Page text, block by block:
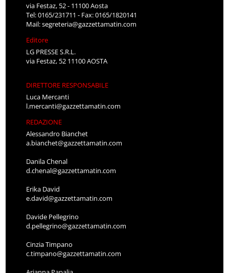
via Festaz, 52 - 11100 Aosta
Tel: 0165/231711 - Fax: 0165/1820141
Mail:segreteria@gazzettamatin.com
Editore
LG PRESSE S.R.L.
via Festaz, 52 11100 AOSTA
DIRETTORE RESPONSABILE
Luca Mercanti
l.mercanti@gazzettamatin.com
REDAZIONE
Alessandro Bianchet
a.bianchet@gazzettamatin.com
Danila Chenal
d.chenal@gazzettamatin.com
Erika David
e.david@gazzettamatin.com
Davide Pellegrino
d.pellegrino@gazzettamatin.com
Cinzia Timpano
c.timpano@gazzettamatin.com